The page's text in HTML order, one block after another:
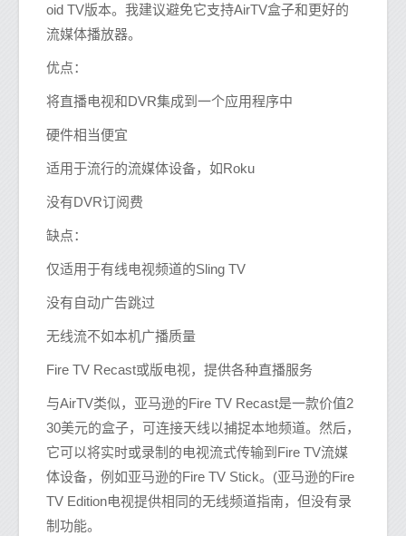
oid TV版本。我建议避免它支持AirTV盒子和更好的
流媒体播放器。
优点：
将直播电视和DVR集成到一个应用程序中
硬件相当便宜
适用于流行的流媒体设备，如Roku
没有DVR订阅费
缺点：
仅适用于有线电视频道的Sling TV
没有自动广告跳过
无线流不如本机广播质量
Fire TV Recast或版电视，提供各种直播服务
与AirTV类似，亚马逊的Fire TV Recast是一款价值2
30美元的盒子，可连接天线以捕捉本地频道。然后，
它可以将实时或录制的电视流式传输到Fire TV流媒
体设备，例如亚马逊的Fire TV Stick。(亚马逊的Fire
TV Edition电视提供相同的无线频道指南，但没有录
制功能。